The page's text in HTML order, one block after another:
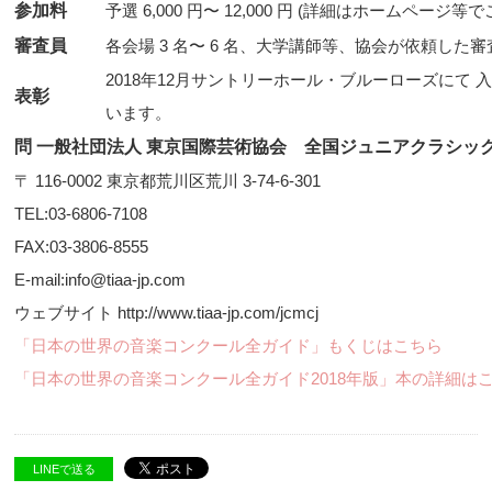
参加料
予選 6,000 円〜 12,000 円 (詳細はホームページ等で
審査員
各会場 3 名〜 6 名、大学講師等、協会が依頼した審
表彰
2018年12月サントリーホール・ブルーローズにて
います。
問 一般社団法人 東京国際芸術協会 全国ジュニアクラシッ
〒 116-0002 東京都荒川区荒川 3-74-6-301
TEL:03-6806-7108
FAX:03-3806-8555
E-mail:info@tiaa-jp.com
ウェブサイト http://www.tiaa-jp.com/jcmcj
「日本の世界の音楽コンクール全ガイド」もくじはこちら
「日本の世界の音楽コンクール全ガイド2018年版」本の詳細は
LINEで送る